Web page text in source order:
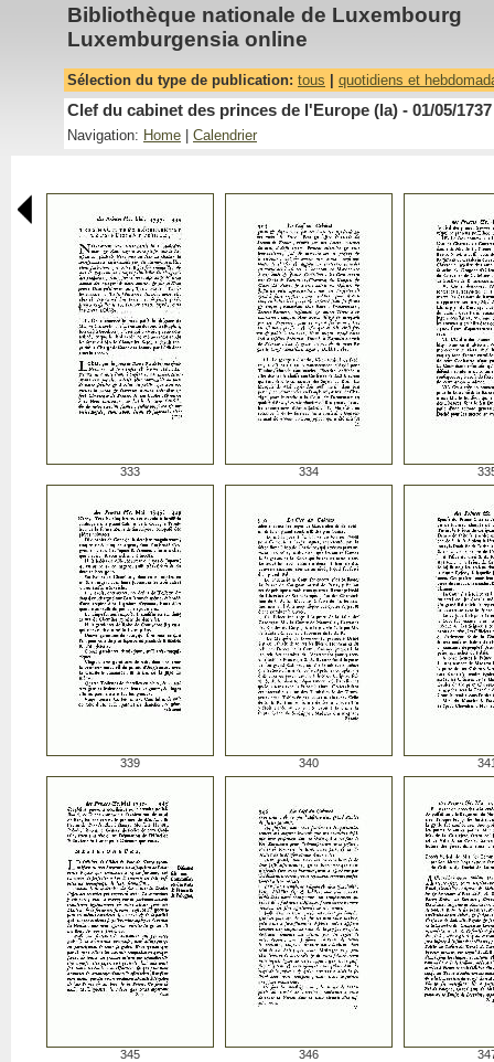
Bibliothèque nationale de Luxembourg
Luxemburgensia online
Sélection du type de publication: tous quotidiens et
Clef du cabinet des princes de l'Europe (la) - 01/05/1737
Navigation: Home Calendrier
333 334
339 340
345 346